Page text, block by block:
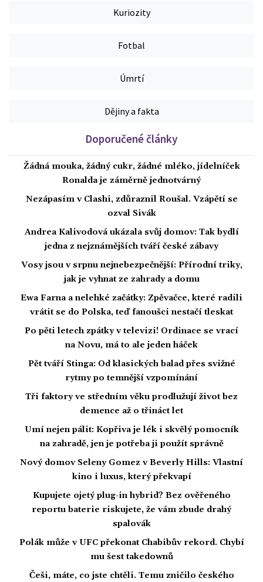
Kuriozity
Fotbal
Úmrtí
Dějiny a fakta
Doporučené články
Žádná mouka, žádný cukr, žádné mléko, jídelníček
Ronalda je záměrně jednotvárný
Nezápasím v Clashi, zdůraznil Roušal. Vzápětí se
ozval Sivák
Andrea Kalivodová ukázala svůj domov: Tak bydlí
jedna z nejznámějších tváří české zábavy
Vosy jsou v srpnu nejnebezpečnější: Přírodní triky,
jak je vyhnat ze zahrady a domu
Ewa Farna a nelehké začátky: Zpěvačce, které radili
vrátit se do Polska, teď fanoušci nestačí tleskat
Po pěti letech zpátky v televizi! Ordinace se vrací
na Novu, má to ale jeden háček
Pět tváří Stinga: Od klasických balad přes svižné
rytmy po temnější vzpomínání
Tři faktory ve středním věku prodlužují život bez
demence až o třináct let
Umí nejen pálit: Kopřiva je lék i skvělý pomocník
na zahradě, jen je potřeba ji použít správně
Nový domov Seleny Gomez v Beverly Hills: Vlastní
kino i luxus, který překvapí
Kupujete ojetý plug-in hybrid? Bez ověřeného
reportu baterie riskujete, že vám zbude drahý
spalovák
Polák může v UFC překonat Chabibův rekord. Chybí
mu šest takedownů
Češi, máte, co jste chtěli. Temu zničilo českého